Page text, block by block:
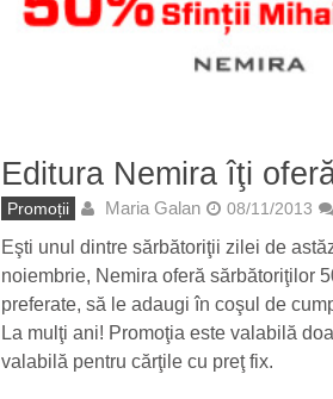
Editura Nemira îţi
Promoții Maria Galan 08/11/2013
Eşti unul dintre sărbătoriţii zilei de
noiembrie, Nemira oferă sărbătoriţilor
preferate, să le adaugi în coşul de
La mulţi ani! Promoţia este valabilă
valabilă pentru cărţile cu preţ fix.